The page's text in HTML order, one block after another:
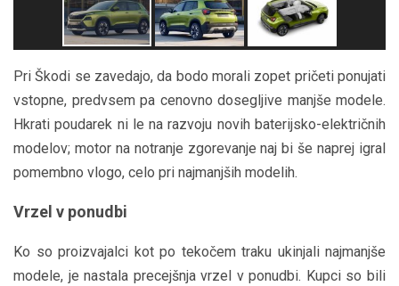
Pri Škodi se zavedajo, da bodo morali zopet pričeti ponujati
vstopne, predvsem pa cenovno dosegljive manjše modele.
Hkrati poudarek ni le na razvoju novih baterijsko-električnih
modelov; motor na notranje zgorevanje naj bi še naprej igral
pomembno vlogo, celo pri najmanjših modelih.
Vrzel v ponudbi
Ko so proizvajalci kot po tekočem traku ukinjali najmanjše
modele, je nastala precejšnja vrzel v ponudbi. Kupci so bili